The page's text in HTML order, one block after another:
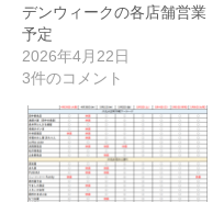
デンウィークの各店舗営業
予定
2026年4月22日
3件のコメント